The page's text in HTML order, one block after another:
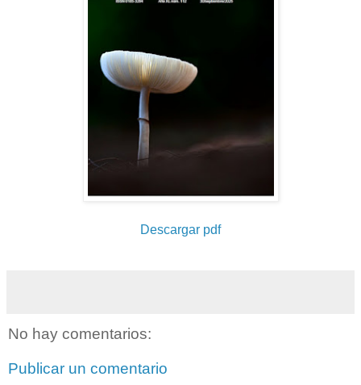
Descargar pdf
No hay comentarios:
Publicar un comentario